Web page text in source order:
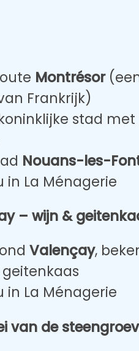
Montrésor
Frankrijk)
stad
Nouans-les-
in La Ménagerie
– wijn &
Valençay,
in La Ménagerie
van de